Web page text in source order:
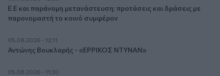
Ε.Ε και παράνομη μετανάστευση: προτάσεις και δράσεις με
παρονομαστή το κοινό συμφέρον
05.08.2026 - 12:11
Αντώνης Βουκλαρής - «ΕΡΡΙΚΟΣ ΝΤΥΝΑΝ»
05.08.2026 - 11:30